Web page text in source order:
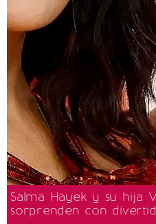
Salma Hayek y su hija
sorprenden con